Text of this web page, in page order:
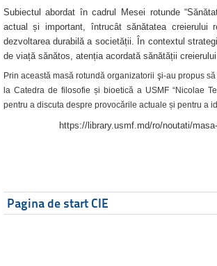
Subiectul abordat în cadrul Mesei rotunde
actual și important, întrucât sănătatea creierului
dezvoltarea durabilă a societății. În contextul
de viață sănătos, atenția acordată sănătății
Prin această masă rotundă organizatorii şi-au propus
la Catedra de filosofie și bioetică a USMF “Nicolae
pentru a discuta despre provocările actuale și pentru a
https://library.usmf.md/ro/noutati/
Pagina de start CIE